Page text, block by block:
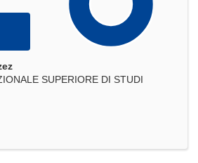
SUPERIORE DI STUDI